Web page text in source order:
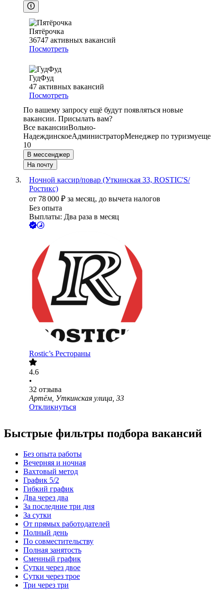
Пятёрочка
36747 активных вакансий
Посмотреть
ГудФуд
47 активных вакансий
Посмотреть
По вашему запросу ещё будут появляться новые
вакансии. Присылать вам?
Все вакансииВольно-
НадеждинскоеАдминистраторМенеджер по туризмуеще
10
В мессенджер
На почту
Ночной кассир/повар (Уткинская 33, ROSTIC'S/
Ростикс)
от 78 000 ₽ за месяц, до вычета налогов
Без опыта
Выплаты: Два раза в месяц
Rostic’s Рестораны
4.6
•
32 отзыва
Артём, Уткинская улица, 33
Откликнуться
Быстрые фильтры подбора вакансий
Без опыта работы
Вечерняя и ночная
Вахтовый метод
График 5/2
Гибкий график
Два через два
За последние три дня
За сутки
От прямых работодателей
Полный день
По совместительству
Полная занятость
Сменный график
Сутки через двое
Сутки через трое
Три через три